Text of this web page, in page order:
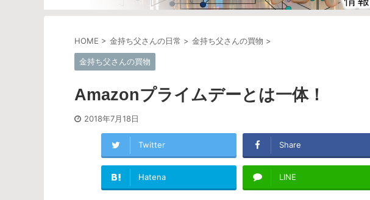
HOME > 金持ち父さんの日常 > 金持ち父さんの買物 >
金持ち父さんの買物
Amazonプライムデーとは一体！
2018年7月18日
Twitter Share
Hatena LINE